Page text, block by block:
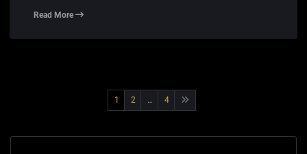
Read More
Berichtnavigatie
1 2 … 4